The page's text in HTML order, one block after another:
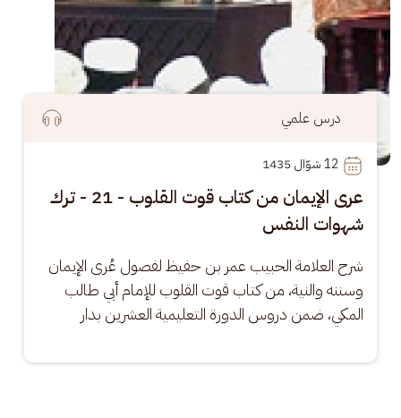
درس علمي
12
عرى الإيمان من كتاب قوت القلوب - 21 - ترك
شهوات النفس
شرح العلامة الحبيب عمر بن حفيظ لفصول عُرى الإيمان
وسننه والنية، من كتاب قوت القلوب للإمام أبي طالب
المكي، ضمن دروس الدورة التعليمية العشرين بدار